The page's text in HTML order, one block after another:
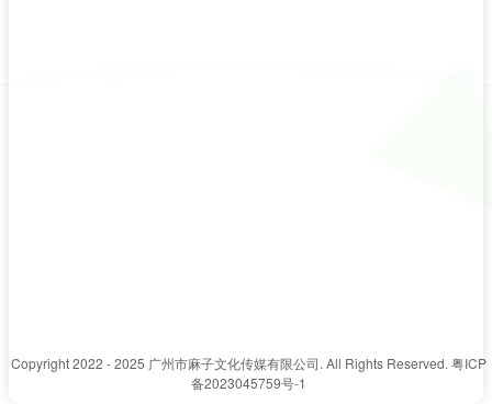
Copyright 2022 - 2025 广州市麻子文化传媒有限公司. All Rights Reserved. 粤ICP
备2023045759号-1